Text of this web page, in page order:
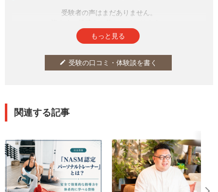
受験者の声はまだありません。
もっと見る
edit 受験の口コミ・体験談を書く
関連する記事